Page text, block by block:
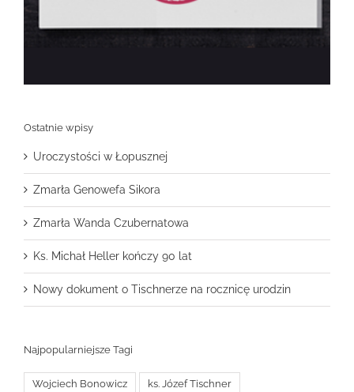
Ostatnie wpisy
Uroczystości w Łopusznej
Zmarła Genowefa Sikora
Zmarła Wanda Czubernatowa
Ks. Michał Heller kończy 90 lat
Nowy dokument o Tischnerze na rocznicę urodzin
Najpopularniejsze Tagi
Wojciech Bonowicz ks. Józef Tischner